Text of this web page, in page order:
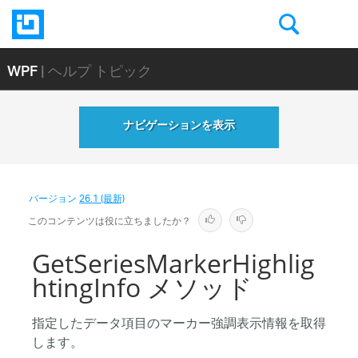
WPF| ヘルプ トピック
ナビゲーションを表示
バージョン26.1 (最新)
このコンテンツは役に立ちましたか？
GetSeriesMarkerHighlig
htingInfo メソッド
指定したデータ項目のマーカー強調表示情報を取得
します。